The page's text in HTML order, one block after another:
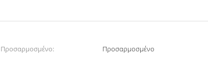
Προσαρμοσμένο:
Προσαρμοσμένο